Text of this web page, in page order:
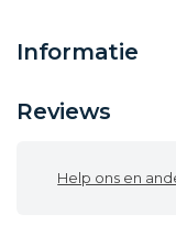
Informatie
Reviews
Help ons en